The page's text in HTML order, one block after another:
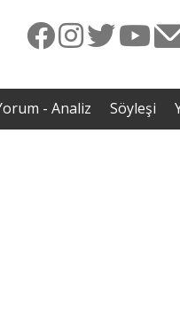
- Analiz Söyleşi